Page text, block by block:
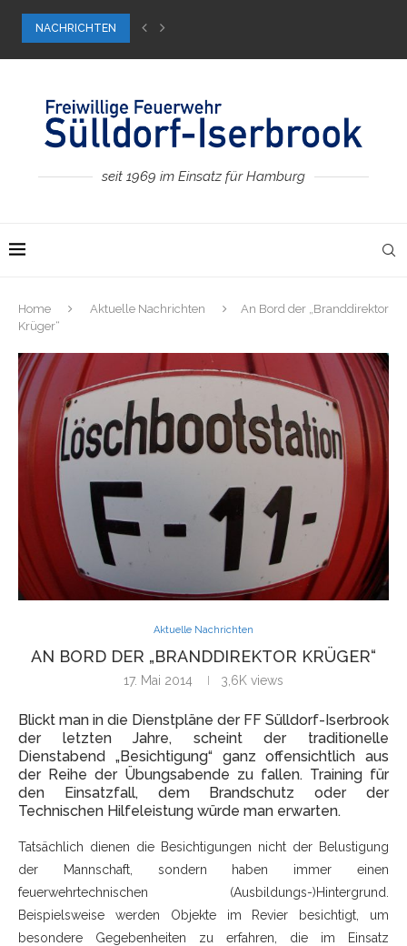
NACHRICHTEN
Bundeswettkampf in Hamburg
seit 1969 im Einsatz für Hamburg
Home Aktuelle Nachrichten
An Bord der „Branddirektor
Krüger“
Aktuelle Nachrichten
AN BORD DER „BRANDDIREKTOR KRÜGER“
17. Mai 2014 3,6K views
Blickt man in die Dienstpläne der FF Sülldorf-Iserbrook
der letzten Jahre, scheint der traditionelle
Dienstabend „Besichtigung“ ganz offensichtlich aus
der Reihe der Übungsabende zu fallen. Training für
den Einsatzfall, dem Brandschutz oder der
Technischen Hilfeleistung würde man erwarten.
Tatsächlich dienen die Besichtigungen nicht der Belustigung
der Mannschaft, sondern haben immer einen
feuerwehrtechnischen (Ausbildungs-)Hintergrund.
Beispielsweise werden Objekte im Revier besichtigt, um
besondere Gegebenheiten zu erfahren, die im Einsatz